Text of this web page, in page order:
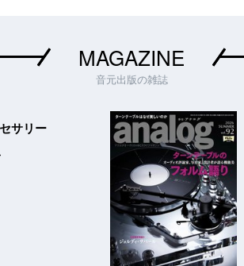
MAGAZINE
音元出版の雑誌
サリー